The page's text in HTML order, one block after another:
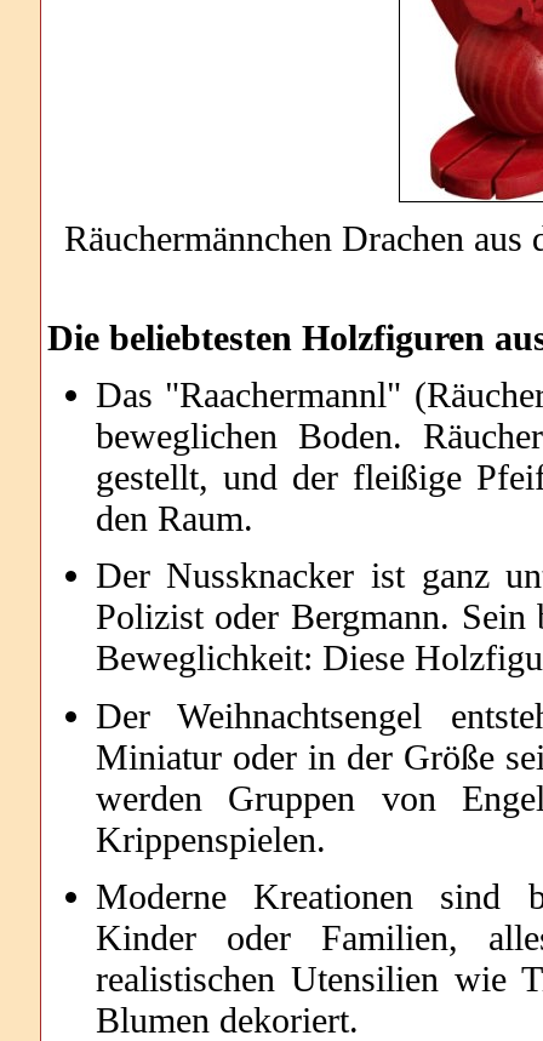
Räuchermännchen Drachen
Die beliebtesten Holzfiguren
Das "Raachermannl"
beweglichen Boden.
gestellt, und der fleißige
den Raum.
Der Nussknacker ist ganz
Polizist oder Bergmann.
Beweglichkeit: Diese
Der Weihnachtsengel
Miniatur oder in der Größe
werden Gruppen von
Krippenspielen.
Moderne Kreationen sind
Kinder oder Familien,
realistischen Utensilien wie
Blumen dekoriert.